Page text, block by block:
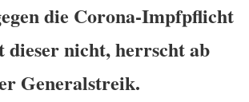
die Corona-Impfpflicht
dieser nicht, herrscht ab
Generalstreik.